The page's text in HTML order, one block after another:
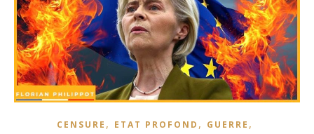
CENSURE , ETAT PROFOND , GUERRE ,